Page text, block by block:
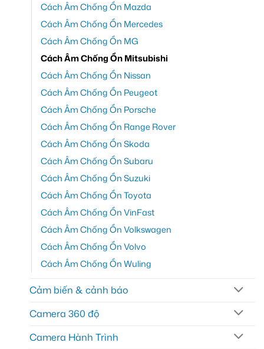
Cách Âm Chống Ồn Mazda
Cách Âm Chống Ồn Mercedes
Cách Âm Chống Ồn MG
Cách Âm Chống Ồn Mitsubishi
Cách Âm Chống Ồn Nissan
Cách Âm Chống Ồn Peugeot
Cách Âm Chống Ồn Porsche
Cách Âm Chống Ồn Range Rover
Cách Âm Chống Ồn Skoda
Cách Âm Chống Ồn Subaru
Cách Âm Chống Ồn Suzuki
Cách Âm Chống Ồn Toyota
Cách Âm Chống Ồn VinFast
Cách Âm Chống Ồn Volkswagen
Cách Âm Chống Ồn Volvo
Cách Âm Chống Ồn Wuling
Cảm biến & cảnh báo
Camera 360 độ
Camera Hành Trình